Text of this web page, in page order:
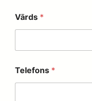
Vārds *
ē
s
Telefons *